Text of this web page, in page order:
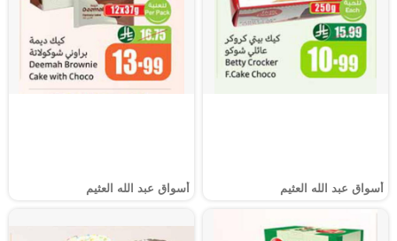
أسواق عبد الله العثيم أسواق عبد الله العثيم